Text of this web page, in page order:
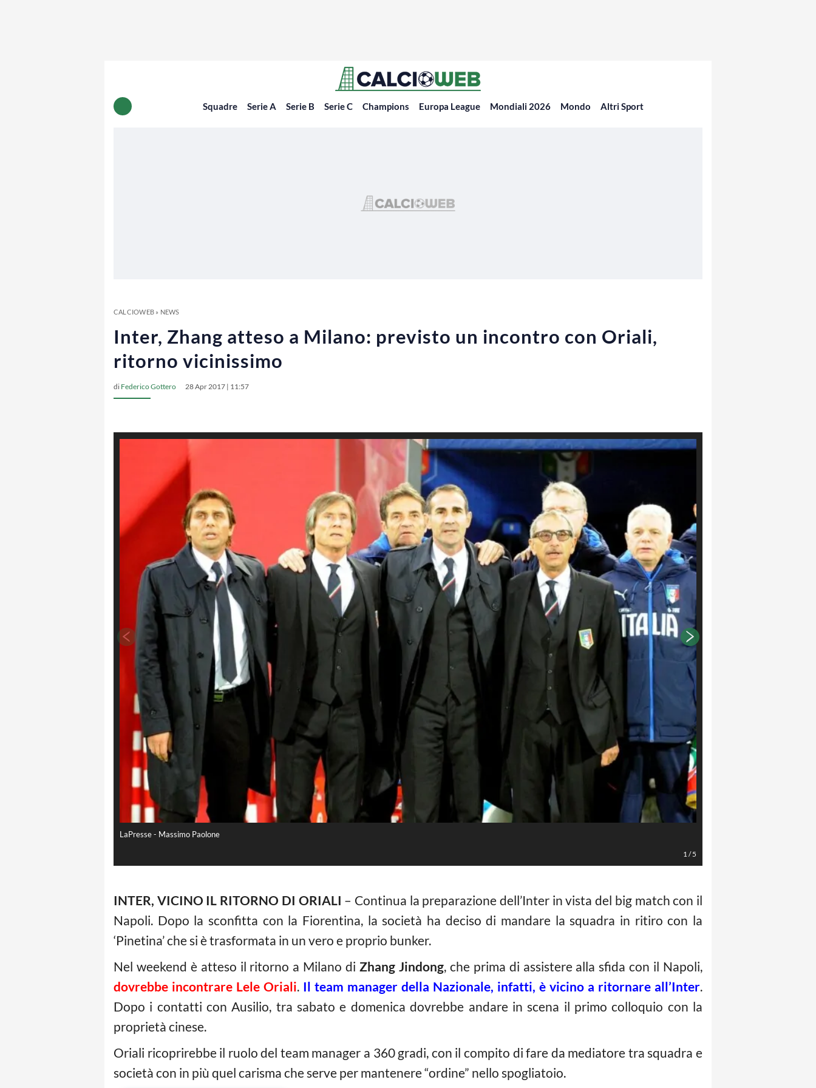
Squadre Serie A Serie B Serie C Champions Europa League Mondiali 2026 Mondo Altri Sport
CALCIOWEB» NEWS
Inter, Zhang atteso a Milano: previsto un incontro con Oriali,
ritorno vicinissimo
di Federico Gottero 28 Apr 2017 | 11:57
LaPresse - Massimo Paolone
1/5
INTER, VICINO IL RITORNO DI ORIALI – Continua la preparazione dell’Inter in vista del big match con il
Napoli. Dopo la sconfitta con la Fiorentina, la società ha deciso di mandare la squadra in ritiro con la
‘Pinetina’ che si è trasformata in un vero e proprio bunker.
Nel weekend è atteso il ritorno a Milano diZhang Jindong, che prima di assistere alla sfida con il Napoli,
dovrebbe incontrare Lele Oriali. Il team manager della Nazionale, infatti, è vicino a ritornare all’Inter.
Dopo i contatti con Ausilio, tra sabato e domenica dovrebbe andare in scena il primo colloquio con la
proprietà cinese.
Oriali ricoprirebbe il ruolo del team manager a 360 gradi, con il compito di fare da mediatore tra squadra e
società con in più quel carisma che serve per mantenere “ordine” nello spogliatoio.